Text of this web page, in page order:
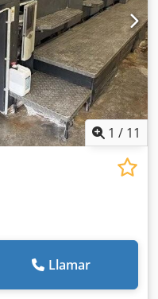
1 / 11
Llamar